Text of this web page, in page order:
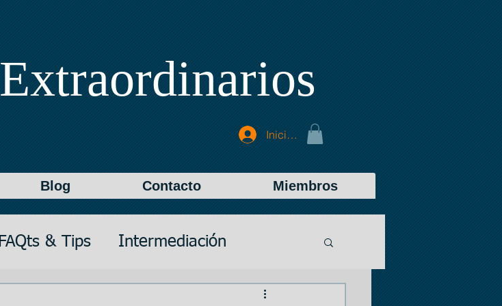
Extraordinarios
Iniciar sesión
Blog Contacto Miembros
FAQts & Tips Intermediación